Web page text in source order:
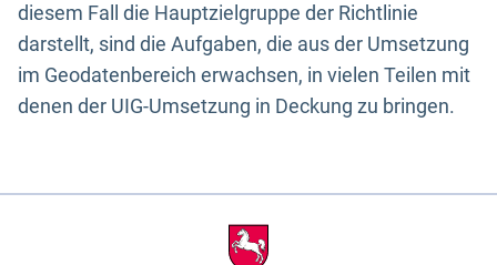
diesem Fall die Hauptzielgruppe der Richtlinie
darstellt, sind die Aufgaben, die aus der Umsetzung
im Geodatenbereich erwachsen, in vielen Teilen mit
denen der UIG-Umsetzung in Deckung zu bringen.